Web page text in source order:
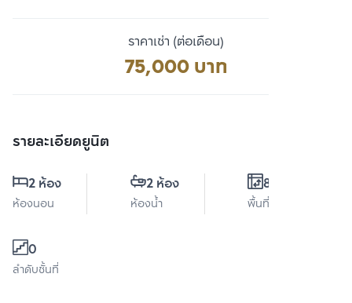
ราคาเช่า (ต่อเดือน)
75,000 บาท
รายละเอียดยูนิต
2 ห้อง
ห้องนอน
2 ห้อง
ห้องน้ำ
88 ตร.ม.
พื้นที่ใช้สอย
0
ลำดับชั้นที่